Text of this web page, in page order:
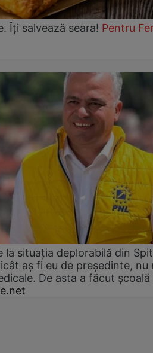
Îți salvează seara! Pentru
la situația deplorabilă din
aș fi eu de președinte, nu
De asta a făcut școală